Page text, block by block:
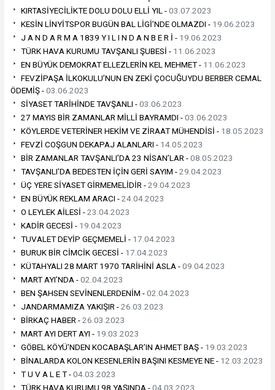
KIRTASİYECİLİKTE DOLU DOLU ELLİ YIL -03.07.2023
KESİN LİNYİTSPOR BUGÜN BAL LİGİ’NDE OLMAZDI - 19.06.2023
J A N D A R M A 1839 Y I L I N D A N B E R İ - 19.06.2023
TÜRK HAVA KURUMU TAVŞANLI ŞUBESİ - 11.06.2023
EN BÜYÜK DEMOKRAT ELLEZLERİN KEL MEHMET - 11.06.2023
FEVZİPAŞA İLKOKULU’NUN EN ZEKİ ÇOCUĞUYDU BERBER CEMAL
ÖDEMİŞ -03.06.2023
SİYASET TARİHİNDE TAVŞANLI -03.06.2023
27 MAYIS BİR ZAMANLAR MİLLİ BAYRAMDI -03.06.2023
KÖYLERDE VETERİNER HEKİM VE ZİRAAT MÜHENDİSİ - 18.05.2023
FEVZİ COŞGUN DEKAPAJ ALANLARI - 14.05.2023
BİR ZAMANLAR TAVŞANLI’DA 23 NİSAN’LAR -08.05.2023
TAVŞANLI’DA BEDESTEN İÇİN GERİ SAYIM -29.04.2023
ÜÇ YERE SİYASET GİRMEMELİDİR -29.04.2023
EN BÜYÜK REKLAM ARACI -24.04.2023
O LEYLEK AİLESİ -23.04.2023
KADİR GECESİ - 19.04.2023
TUVALET DEYİP GEÇMEMELİ - 17.04.2023
BURUK BİR CİMCİK GECESİ - 17.04.2023
KÜTAHYALI 28 MART 1970 TARİHİNİ ASLA -09.04.2023
MART AYI’NDA -02.04.2023
BEN ŞAHSEN SEVİNENLERDENİM -02.04.2023
JANDARMAMIZA YAKIŞIR -26.03.2023
BİRKAÇ HABER -26.03.2023
MART AYI DERT AYI - 19.03.2023
GÖBEL KÖYÜ’NDEN KOCABAŞLAR’IN AHMET BAŞ - 19.03.2023
BİNALARDA KOLON KESENLERİN BAŞINI KESMEYE NE - 12.03.2023
T U V A L E T -04.03.2023
TÜRK HAVA KURUMU 98 YAŞINDA -04.03.2023